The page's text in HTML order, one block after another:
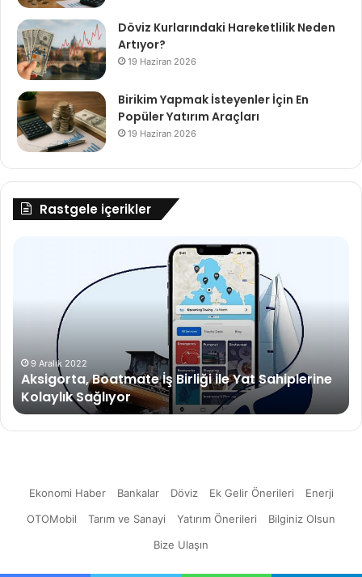
Döviz Kurlarındaki Hareketlilik Neden
Artıyor?
19 Haziran 2026
Birikim Yapmak İsteyenler İçin En
Popüler Yatırım Araçları
19 Haziran 2026
Rastgele içerikler
Sahiplerine
Kolaylık
Sağlıyor
9 Aralık 2022
Aksigorta, Boatmate İş Birliği ile Yat Sahiplerine
Kolaylık Sağlıyor
Ekonomi Haber Bankalar Döviz Ek Gelir Önerileri
Enerji
OTOMobil
Tarım ve Sanayi Yatırım Önerileri
Bilginiz Olsun
Bize Ulaşın